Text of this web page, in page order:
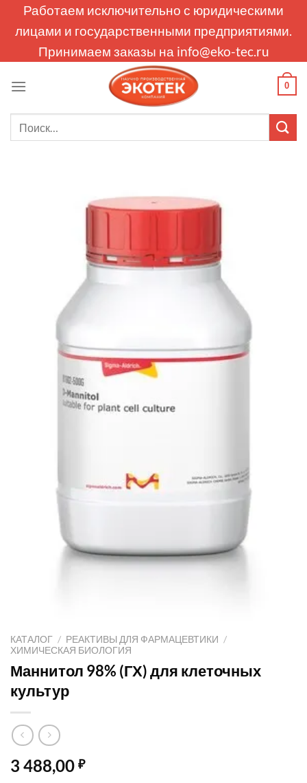
Работаем исключительно с юридическими
лицами и государственными предприятиями.
Принимаем заказы на info@eko-tec.ru
0
КАТАЛОГ / РЕАКТИВЫ ДЛЯ ФАРМАЦЕВТИКИ /
ХИМИЧЕСКАЯ БИОЛОГИЯ
Маннитол 98% (ГХ) для клеточных
культур
3 488,00 ₽